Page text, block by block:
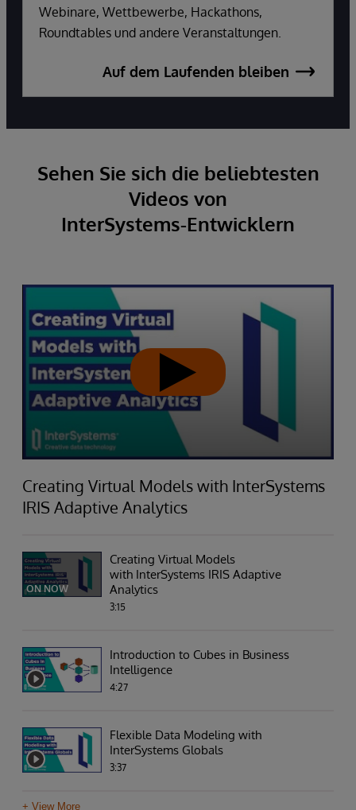
Webinare, Wettbewerbe, Hackathons,
Roundtables und andere Veranstaltungen.
Auf dem Laufenden bleiben
Sehen Sie sich die beliebtesten
Videos von
InterSystems-Entwicklern
Creating Virtual Models with InterSystems
IRIS Adaptive Analytics
ON NOW
Creating Virtual Models
with InterSystems IRIS Adaptive
Analytics
3:15
Introduction to Cubes in Business
Intelligence
4:27
Flexible Data Modeling with
InterSystems Globals
3:37
+ View More